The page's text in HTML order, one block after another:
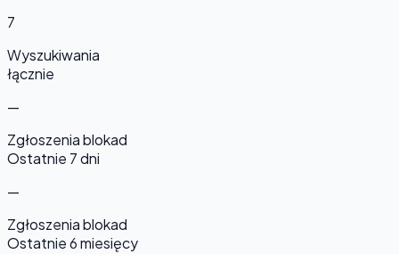
7
Wyszukiwania
łącznie
—
Zgłoszenia blokad
Ostatnie 7 dni
—
Zgłoszenia blokad
Ostatnie 6 miesięcy